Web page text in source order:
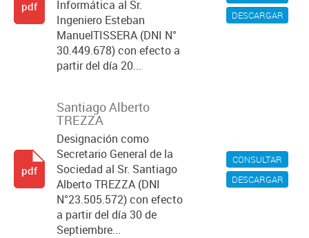
DESCARGAR
Informática al Sr.
Ingeniero Esteban
ManuelTISSERA (DNI N°
30.449.678) con efecto a
partir del día 20...
pdf
CONSULTAR
DESCARGAR
Santiago Alberto
TREZZA
Designación como
Secretario General de la
Sociedad al Sr. Santiago
Alberto TREZZA (DNI
N°23.505.572) con efecto
a partir del día 30 de
Septiembre...
pdf